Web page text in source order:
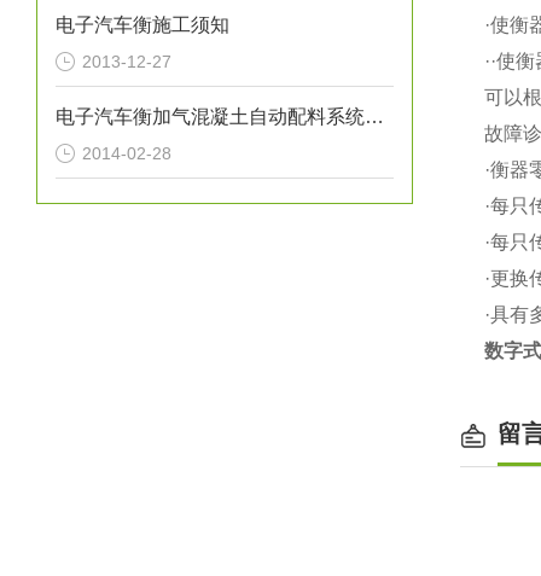
电子汽车衡施工须知
2013-12-27
电子汽车衡加气混凝土自动配料系统特点
2014-02-28
·使衡
··使衡
可以
故障
·衡器
·每只
·每只
·更换
·具有
数字
留